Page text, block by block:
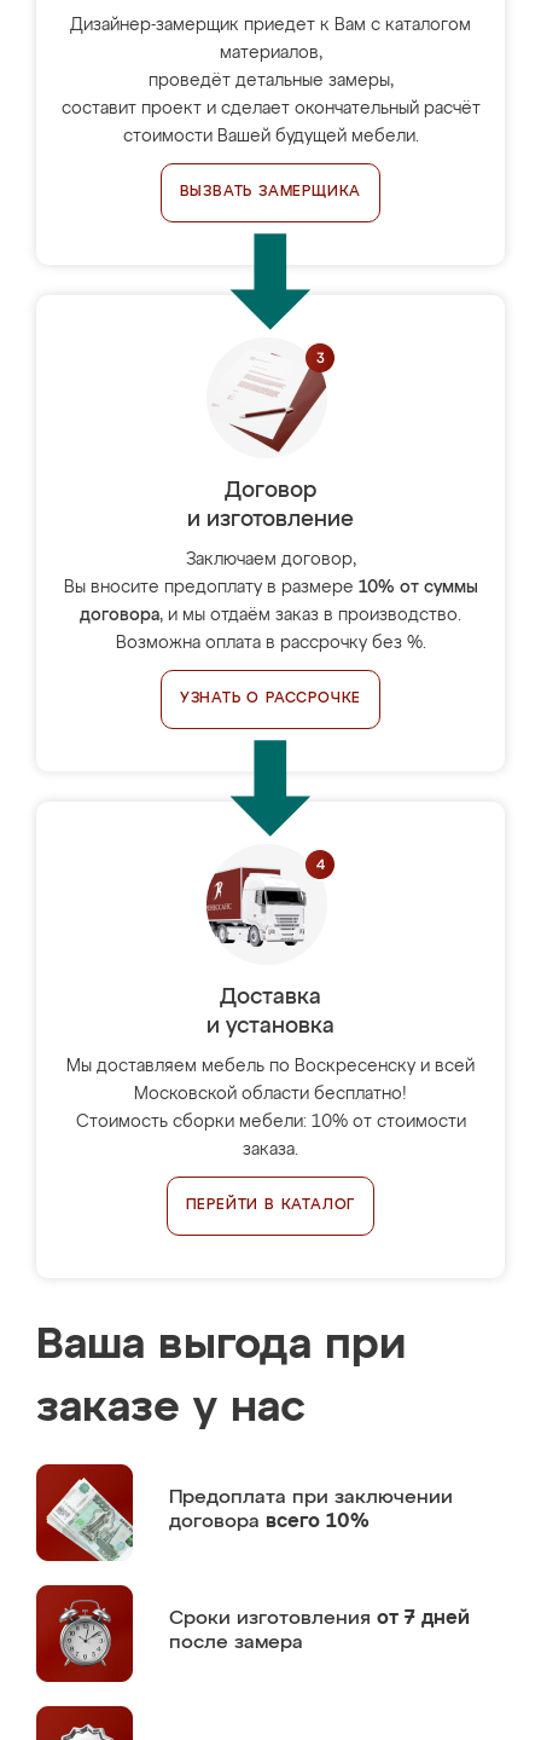
Дизайнер-замерщик приедет к Вам с каталогом
материалов,
проведёт детальные замеры,
составит проект и сделает окончательный расчёт
стоимости Вашей будущей мебели.
ВЫЗВАТЬ ЗАМЕРЩИКА
Договор
и изготовление
Заключаем договор,
Вы вносите предоплату в размере 10% от суммы
договора, и мы отдаём заказ в производство.
Возможна оплата в рассрочку без %.
УЗНАТЬ О РАССРОЧКЕ
Доставка
и установка
Мы доставляем мебель по Воскресенску и всей
Московской области бесплатно!
Стоимость сборки мебели: 10% от стоимости
заказа.
ПЕРЕЙТИ В КАТАЛОГ
Ваша выгода при
заказе у нас
Предоплата при заключении
договора всего 10%
Сроки изготовления от 7 дней
после замера